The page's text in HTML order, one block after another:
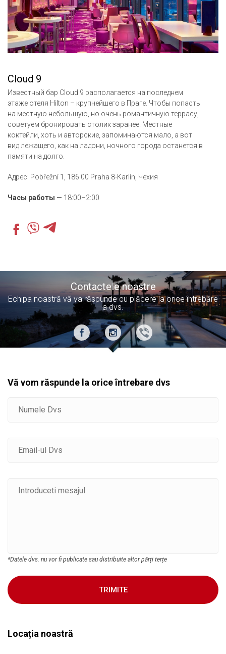
Cloud 9
Известный бар Cloud 9 располагается на последнем
этаже отеля Hilton – крупнейшего в Праге. Чтобы попасть
на местную небольшую, но очень романтичную террасу,
советуем бронировать столик заранее. Местные
коктейли, хоть и авторские, запоминаются мало, а вот
вид лежащего, как на ладони, ночного города останется в
памяти на долго.
Адрес: Pobřežní 1, 186 00 Praha 8-Karlín, Чехия
Часы работы — 18:00–2:00
Contactele noastre
Echipa noastră vă va răspunde cu plăcere la orice întrebăre
a dvs.
Vă vom răspunde la orice întrebare dvs
*Datele dvs. nu vor fi publicate sau distribuite altor părți terțe
TRIMITE
Locația noastră